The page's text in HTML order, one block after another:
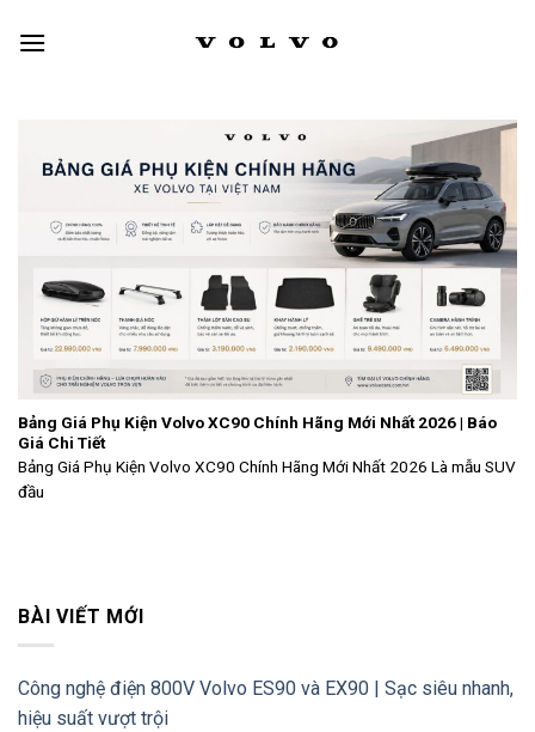
Bảng Giá Phụ Kiện Volvo XC90 Chính Hãng Mới Nhất 2026 | Báo
Giá Chi Tiết
Bảng Giá Phụ Kiện Volvo XC90 Chính Hãng Mới Nhất 2026 Là mẫu SUV
đầu
BÀI VIẾT MỚI
Công nghệ điện 800V Volvo ES90 và EX90 | Sạc siêu nhanh,
hiệu suất vượt trội